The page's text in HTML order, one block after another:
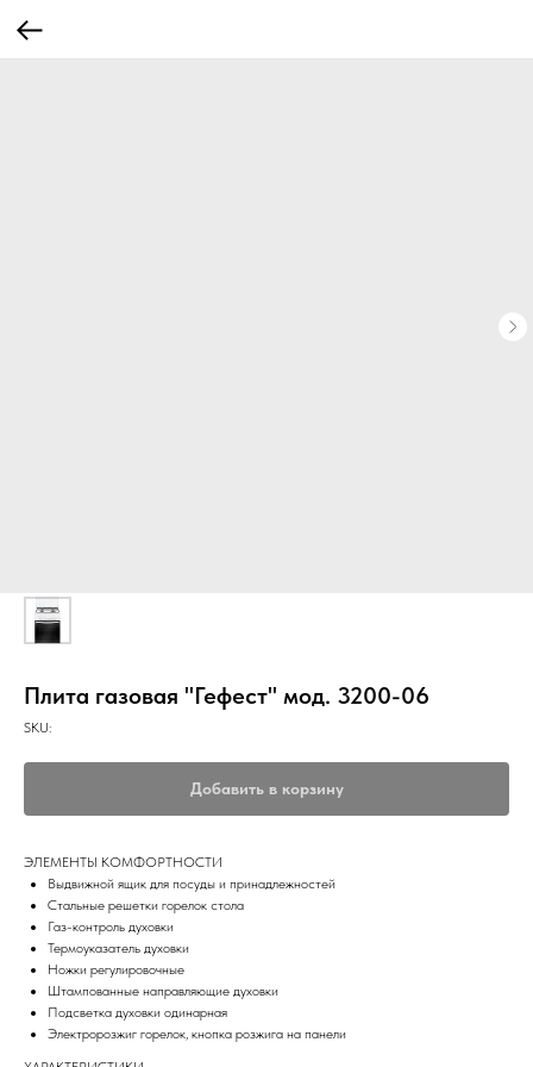
Плита газовая "Гефест" мод. 3200-06
SKU:
Добавить в корзину
ЭЛЕМЕНТЫ КОМФОРТНОСТИ
Выдвижной ящик для посуды и принадлежностей
Стальные решетки горелок стола
Газ-контроль духовки
Термоуказатель духовки
Ножки регулировочные
Штампованные направляющие духовки
Подсветка духовки одинарная
Электророзжиг горелок, кнопка розжига на панели